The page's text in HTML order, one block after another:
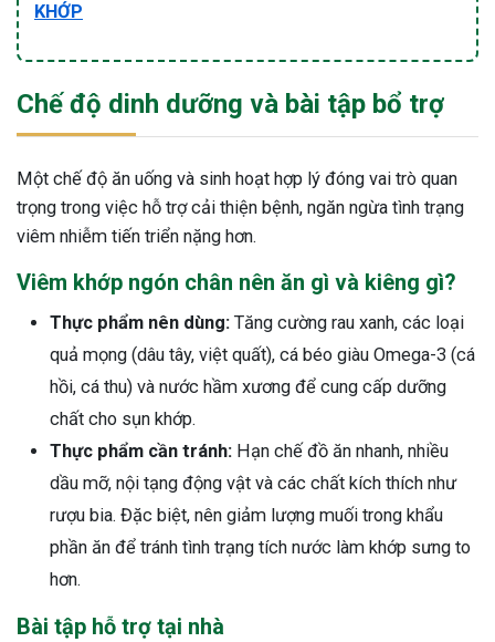
KHỚP
Chế độ dinh dưỡng và bài tập bổ trợ
Một chế độ ăn uống và sinh hoạt hợp lý đóng vai trò quan
trọng trong việc hỗ trợ cải thiện bệnh, ngăn ngừa tình trạng
viêm nhiễm tiến triển nặng hơn.
Viêm khớp ngón chân nên ăn gì và kiêng gì?
Thực phẩm nên dùng: Tăng cường rau xanh, các loại
quả mọng (dâu tây, việt quất), cá béo giàu Omega-3 (cá
hồi, cá thu) và nước hầm xương để cung cấp dưỡng
chất cho sụn khớp.
Thực phẩm cần tránh: Hạn chế đồ ăn nhanh, nhiều
dầu mỡ, nội tạng động vật và các chất kích thích như
rượu bia. Đặc biệt, nên giảm lượng muối trong khẩu
phần ăn để tránh tình trạng tích nước làm khớp sưng to
hơn.
Bài tập hỗ trợ tại nhà